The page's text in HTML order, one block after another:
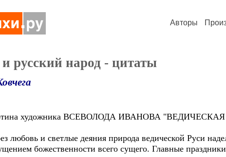
Авторы
и русский народ - цитаты
художника ВСЕВОЛОДА ИВАНОВА
любовь и светлые деяния природа ведической Руси
божественности всего сущего. Главные